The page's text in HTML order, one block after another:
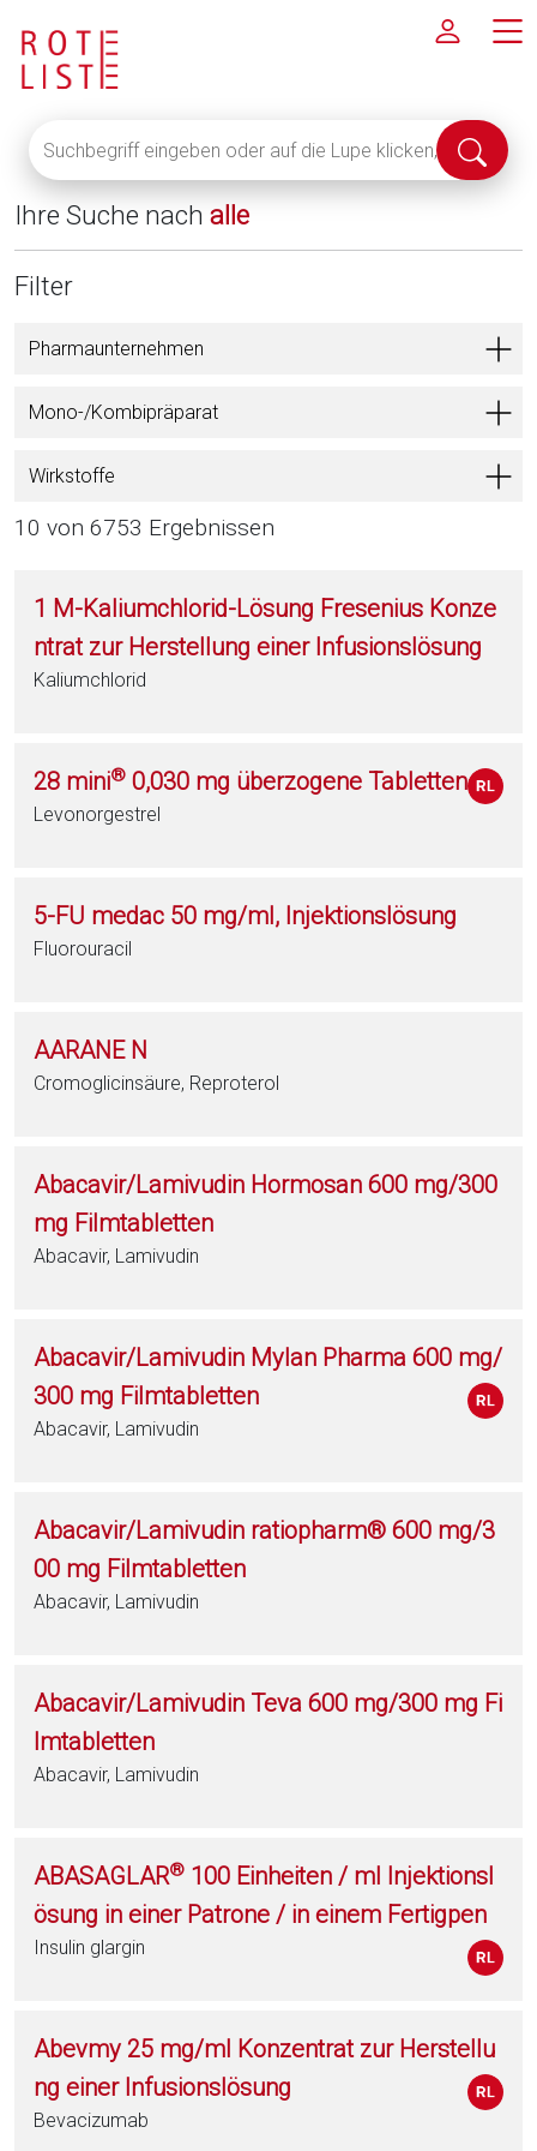
eingeben
oder
auf
die
Lupe
alle
anzuzeigen
Suche
Ihre Suche nach alle
Filter
Pharmaunternehmen
Mono-/Kombipräparat
Wirkstoffe
10 von 6753 Ergebnissen
1 M-Kaliumchlorid-Lösung Fresenius Konze
ntrat zur Herstellung einer Infusionslösung
Kaliumchlorid
28 mini® 0,030 mg überzogene Tabletten
Levonorgestrel
5-FU medac 50 mg/ml, Injektionslösung
Fluorouracil
AARANE N
Cromoglicinsäure, Reproterol
Abacavir/Lamivudin Hormosan 600 mg/300
mg Filmtabletten
Abacavir, Lamivudin
Abacavir/Lamivudin Mylan Pharma 600 mg/
300 mg Filmtabletten
Abacavir, Lamivudin
Abacavir/Lamivudin ratiopharm® 600 mg/3
00 mg Filmtabletten
Abacavir, Lamivudin
Abacavir/Lamivudin Teva 600 mg/300 mg Fi
lmtabletten
Abacavir, Lamivudin
ABASAGLAR® 100 Einheiten / ml Injektionsl
ösung in einer Patrone / in einem Fertigpen
Insulin glargin
Abevmy 25 mg/ml Konzentrat zur Herstellu
ng einer Infusionslösung
Bevacizumab